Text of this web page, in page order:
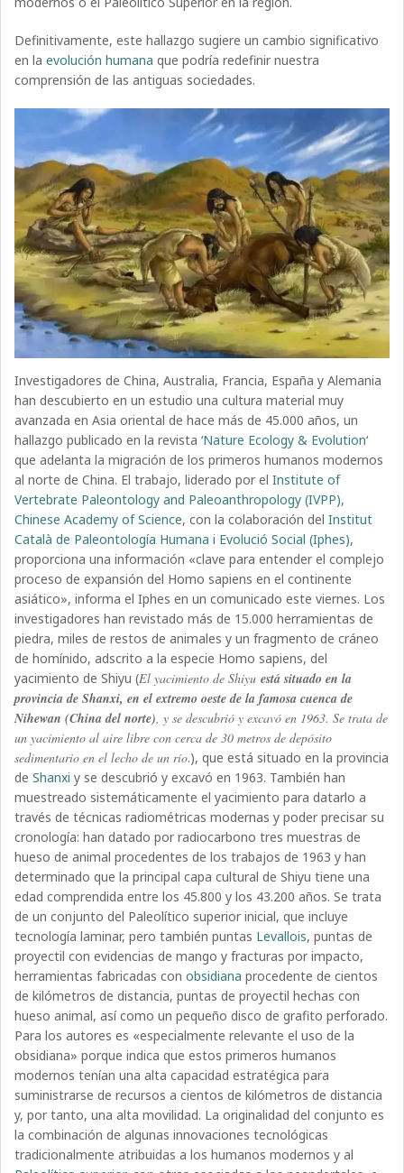
Definitivamente, este hallazgo sugiere un cambio significativo
en laevolución humana que podría redefinir nuestra
comprensión de las antiguas sociedades.
Investigadores de China, Australia, Francia, España y Alemania
han descubierto en un estudio una cultura material muy
avanzada en Asia oriental de hace más de 45.000 años, un
hallazgo publicado en la revista ‘Nature Ecology & Evolution‘
que adelanta la migración de los primeros humanos modernos
al norte de China. El trabajo, liderado por el Institute of
Vertebrate Paleontology and Paleoanthropology (IVPP),
Chinese Academy of Science, con la colaboración delInstitut
Català de Paleontología Humana i Evolució Social (Iphes),
proporciona una información «clave para entender el complejo
proceso de expansión del Homo sapiens en el continente
asiático», informa el Iphes en un comunicado este viernes. Los
investigadores han revistado más de 15.000 herramientas de
piedra, miles de restos de animales y un fragmento de cráneo
de homínido, adscrito a la especie Homo sapiens, del
yacimiento de Shiyu (El yacimiento de Shiyuestá situado en la
provincia de Shanxi, en el extremo oeste de la famosa cuenca de
Nihewan (China del norte) , y se descubrió y excavó en 1963. Se trata de
un yacimiento al aire libre con cerca de 30 metros de depósito
sedimentario en el lecho de un río.), que está situado en la provincia
deShanxi y se descubrió y excavó en 1963. También han
muestreado sistemáticamente el yacimiento para datarlo a
través de técnicas radiométricas modernas y poder precisar su
cronología: han datado por radiocarbono tres muestras de
hueso de animal procedentes de los trabajos de 1963 y han
determinado que la principal capa cultural de Shiyu tiene una
edad comprendida entre los 45.800 y los 43.200 años. Se trata
de un conjunto del Paleolítico superior inicial, que incluye
tecnología laminar, pero también puntas Levallois, puntas de
proyectil con evidencias de mango y fracturas por impacto,
herramientas fabricadas conobsidiana procedente de cientos
de kilómetros de distancia, puntas de proyectil hechas con
hueso animal, así como un pequeño disco de grafito perforado.
Para los autores es «especialmente relevante el uso de la
obsidiana» porque indica que estos primeros humanos
modernos tenían una alta capacidad estratégica para
suministrarse de recursos a cientos de kilómetros de distancia
y, por tanto, una alta movilidad. La originalidad del conjunto es
la combinación de algunas innovaciones tecnológicas
tradicionalmente atribuidas a los humanos modernos y al